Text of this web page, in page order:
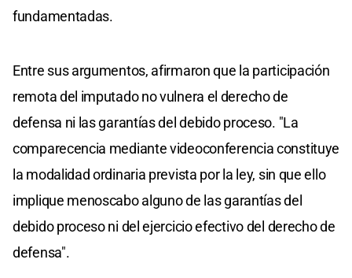
fundamentadas.
Entre sus argumentos, afirmaron que la participación
remota del imputado no vulnera el derecho de
defensa ni las garantías del debido proceso. "La
comparecencia mediante videoconferencia constituye
la modalidad ordinaria prevista por la ley, sin que ello
implique menoscabo alguno de las garantías del
debido proceso ni del ejercicio efectivo del derecho de
defensa".